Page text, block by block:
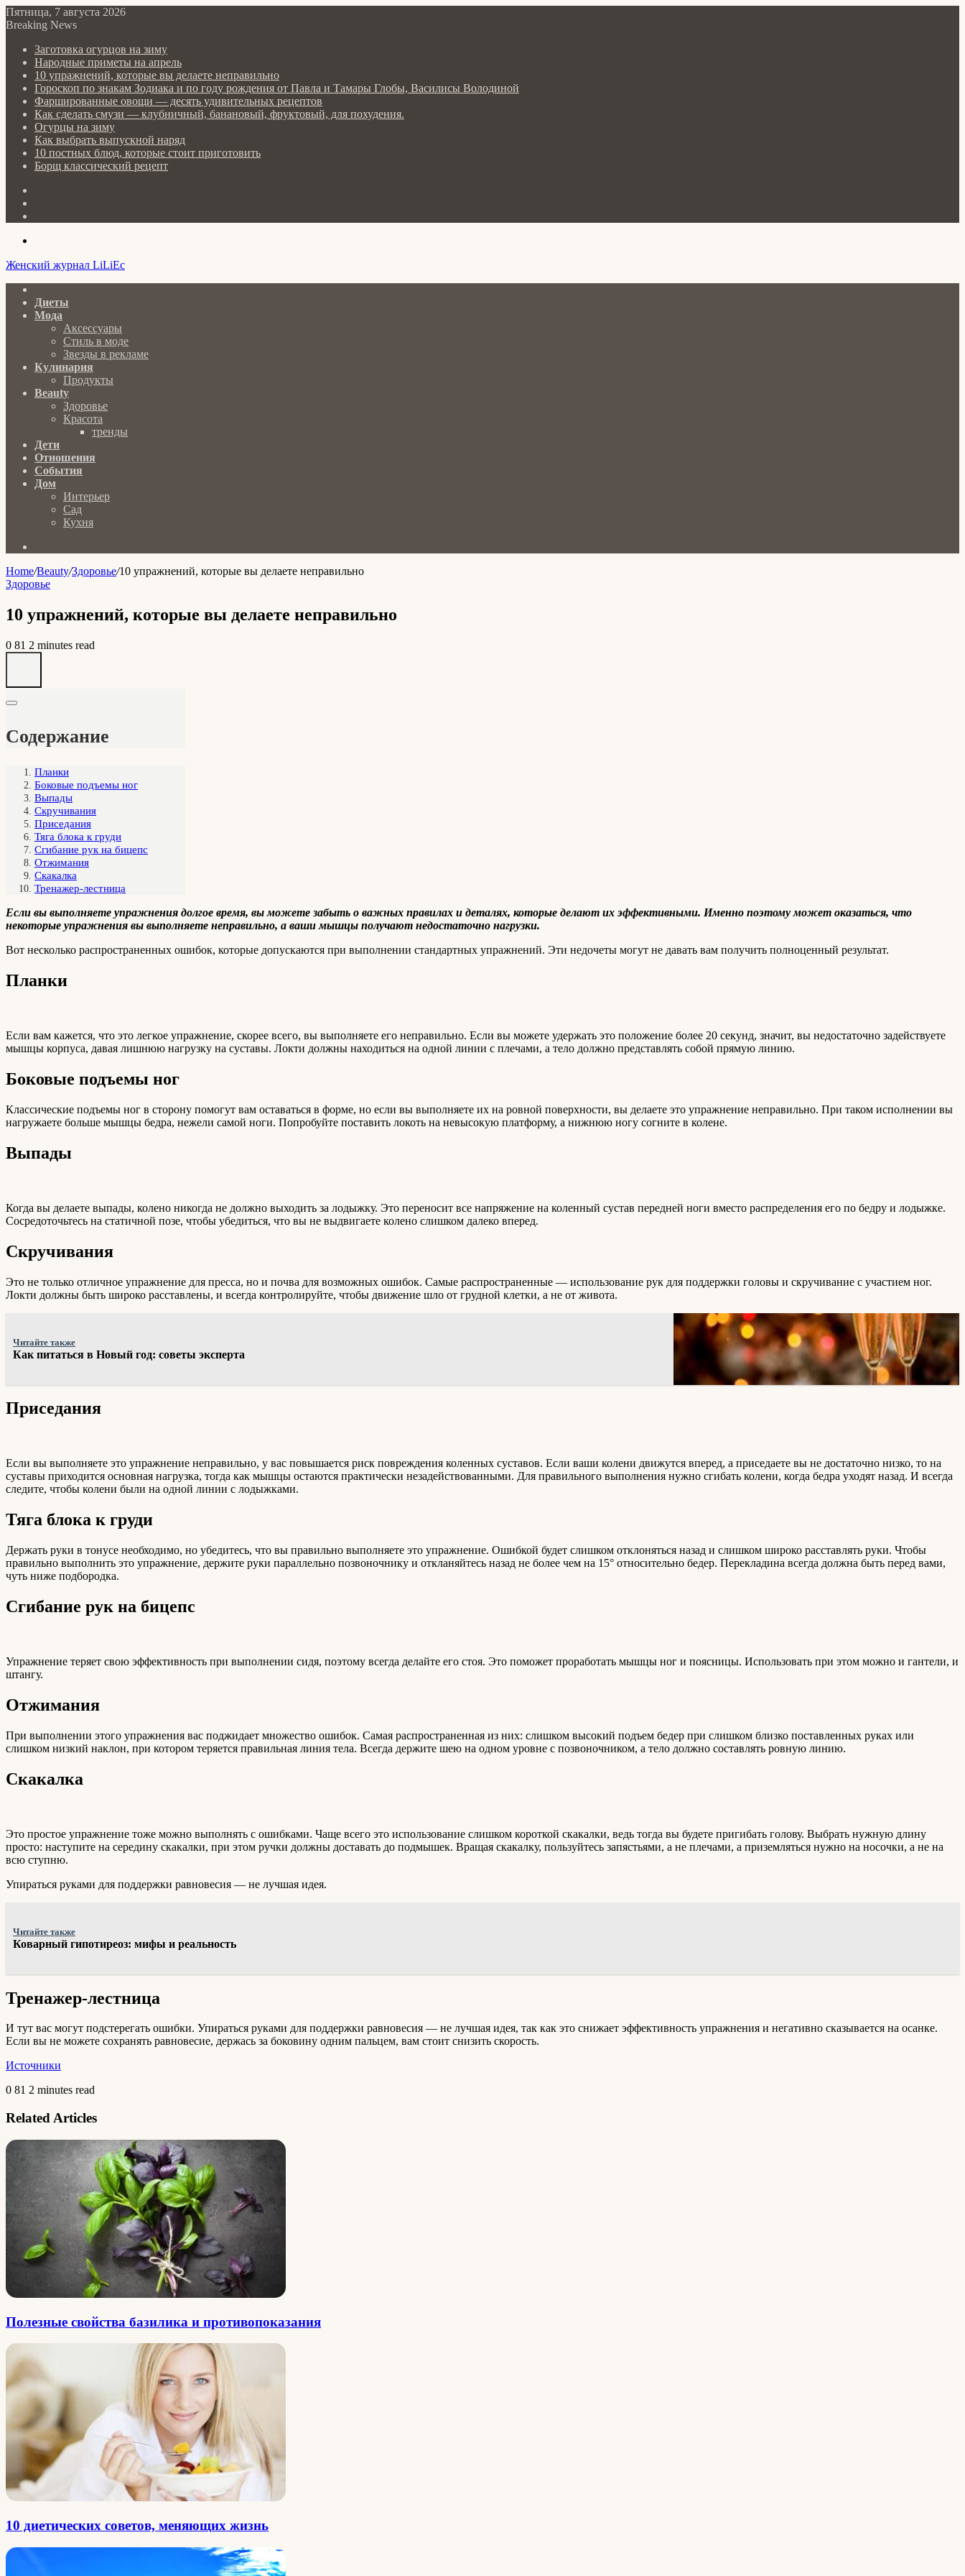
Пятница, 7 августа 2026
Breaking News
Заготовка огурцов на зиму
Народные приметы на апрель
10 упражнений, которые вы делаете неправильно
Гороскоп по знакам Зодиака и по году рождения от Павла и Тамары Глобы, Василисы Володиной
Фаршированные овощи — десять удивительных рецептов
Как сделать cмузи — клубничный, банановый, фруктовый, для похудения.
Огурцы на зиму
Как выбрать выпускной наряд
10 постных блюд, которые стоит приготовить
Борщ классический рецепт
Женский журнал LiLiEc
Диеты
Мода
Аксессуары
Стиль в моде
Звезды в рекламе
Кулинария
Продукты
Beauty
Здоровье
Красота
тренды
Дети
Отношения
События
Дом
Интерьер
Сад
Кухня
Home/Beauty/Здоровье/10 упражнений, которые вы делаете неправильно
Здоровье
10 упражнений, которые вы делаете неправильно
0 81 2 minutes read
Содержание
Планки
Боковые подъемы ног
Выпады
Скручивания
Приседания
Тяга блока к груди
Сгибание рук на бицепс
Отжимания
Скакалка
Тренажер-лестница
Если вы выполняете упражнения долгое время, вы можете забыть о важных правилах и деталях, которые делают их эффективными. Именно поэтому может оказаться, что
некоторые упражнения вы выполняете неправильно, а ваши мышцы получают недостаточно нагрузки.
Вот несколько распространенных ошибок, которые допускаются при выполнении стандартных упражнений. Эти недочеты могут не давать вам получить полноценный результат.
Планки
Если вам кажется, что это легкое упражнение, скорее всего, вы выполняете его неправильно. Если вы можете удержать это положение более 20 секунд, значит, вы недостаточно задействуете
мышцы корпуса, давая лишнюю нагрузку на суставы. Локти должны находиться на одной линии с плечами, а тело должно представлять собой прямую линию.
Боковые подъемы ног
Классические подъемы ног в сторону помогут вам оставаться в форме, но если вы выполняете их на ровной поверхности, вы делаете это упражнение неправильно. При таком исполнении вы
нагружаете больше мышцы бедра, нежели самой ноги. Попробуйте поставить локоть на невысокую платформу, а нижнюю ногу согните в колене.
Выпады
Когда вы делаете выпады, колено никогда не должно выходить за лодыжку. Это переносит все напряжение на коленный сустав передней ноги вместо распределения его по бедру и лодыжке.
Сосредоточьтесь на статичной позе, чтобы убедиться, что вы не выдвигаете колено слишком далеко вперед.
Скручивания
Это не только отличное упражнение для пресса, но и почва для возможных ошибок. Самые распространенные — использование рук для поддержки головы и скручивание с участием ног.
Локти должны быть широко расставлены, и всегда контролируйте, чтобы движение шло от грудной клетки, а не от живота.
Читайте также
Как питаться в Новый год: советы эксперта
Приседания
Если вы выполняете это упражнение неправильно, у вас повышается риск повреждения коленных суставов. Если ваши колени движутся вперед, а приседаете вы не достаточно низко, то на
суставы приходится основная нагрузка, тогда как мышцы остаются практически незадействованными. Для правильного выполнения нужно сгибать колени, когда бедра уходят назад. И всегда
следите, чтобы колени были на одной линии с лодыжками.
Тяга блока к груди
Держать руки в тонусе необходимо, но убедитесь, что вы правильно выполняете это упражнение. Ошибкой будет слишком отклоняться назад и слишком широко расставлять руки. Чтобы
правильно выполнить это упражнение, держите руки параллельно позвоночнику и откланяйтесь назад не более чем на 15° относительно бедер. Перекладина всегда должна быть перед вами,
чуть ниже подбородка.
Сгибание рук на бицепс
Упражнение теряет свою эффективность при выполнении сидя, поэтому всегда делайте его стоя. Это поможет проработать мышцы ног и поясницы. Использовать при этом можно и гантели, и
штангу.
Отжимания
При выполнении этого упражнения вас поджидает множество ошибок. Самая распространенная из них: слишком высокий подъем бедер при слишком близко поставленных руках или
слишком низкий наклон, при котором теряется правильная линия тела. Всегда держите шею на одном уровне с позвоночником, а тело должно составлять ровную линию.
Скакалка
Это простое упражнение тоже можно выполнять с ошибками. Чаще всего это использование слишком короткой скакалки, ведь тогда вы будете пригибать голову. Выбрать нужную длину
просто: наступите на середину скакалки, при этом ручки должны доставать до подмышек. Вращая скакалку, пользуйтесь запястьями, а не плечами, а приземляться нужно на носочки, а не на
всю ступню.
Упираться руками для поддержки равновесия — не лучшая идея.
Читайте также
Коварный гипотиреоз: мифы и реальность
Тренажер-лестница
И тут вас могут подстерегать ошибки. Упираться руками для поддержки равновесия — не лучшая идея, так как это снижает эффективность упражнения и негативно сказывается на осанке.
Если вы не можете сохранять равновесие, держась за боковину одним пальцем, вам стоит снизить скорость.
Источники
0 81 2 minutes read
Related Articles
Полезные свойства базилика и противопоказания
10 диетических советов, меняющих жизнь